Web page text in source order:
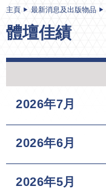
主頁 最新消息及出版物品
體壇佳績
2026年7月
2026年6月
2026年5月